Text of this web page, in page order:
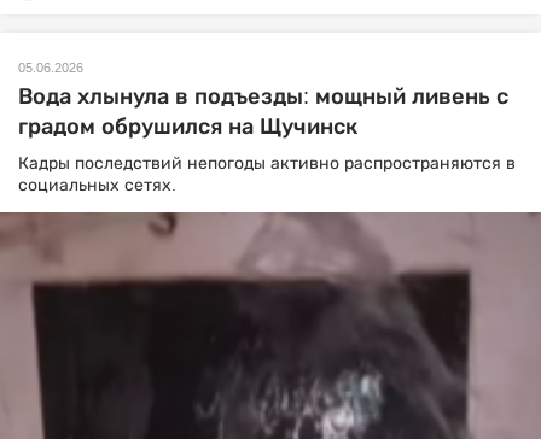
05.06.2026
Вода хлынула в подъезды: мощный ливень с
градом обрушился на Щучинск
Кадры последствий непогоды активно распространяются в
социальных сетях.